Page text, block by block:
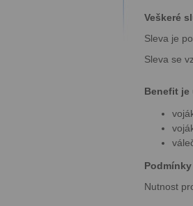
Veškeré
Sleva je
Sleva se
Benefit je
Nutnost